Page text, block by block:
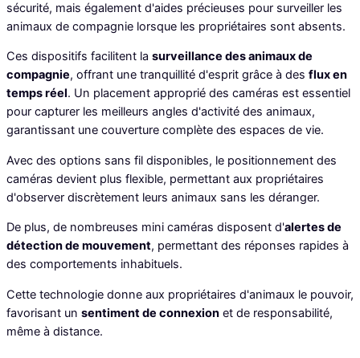
sécurité, mais également d'aides précieuses pour surveiller les
animaux de compagnie lorsque les propriétaires sont absents.
Ces dispositifs facilitent la surveillance des animaux de
compagnie, offrant une tranquillité d'esprit grâce à des flux en
temps réel. Un placement approprié des caméras est essentiel
pour capturer les meilleurs angles d'activité des animaux,
garantissant une couverture complète des espaces de vie.
Avec des options sans fil disponibles, le positionnement des
caméras devient plus flexible, permettant aux propriétaires
d'observer discrètement leurs animaux sans les déranger.
De plus, de nombreuses mini caméras disposent d'alertes de
détection de mouvement, permettant des réponses rapides à
des comportements inhabituels.
Cette technologie donne aux propriétaires d'animaux le pouvoir,
favorisant un sentiment de connexion et de responsabilité,
même à distance.